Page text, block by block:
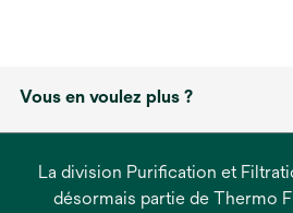
Vous en voulez plus ?
La division Purification et
désormais partie de Thermo